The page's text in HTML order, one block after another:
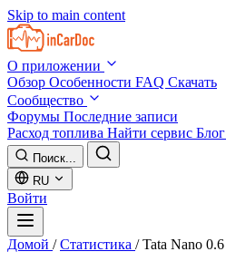
Skip to main content
О приложении
Обзор Особенности FAQ Скачать
Сообщество
Форумы Последние записи
Расход топлива Найти сервис Блог
Поиск...
RU
Войти
Домой / Статистика / Tata Nano